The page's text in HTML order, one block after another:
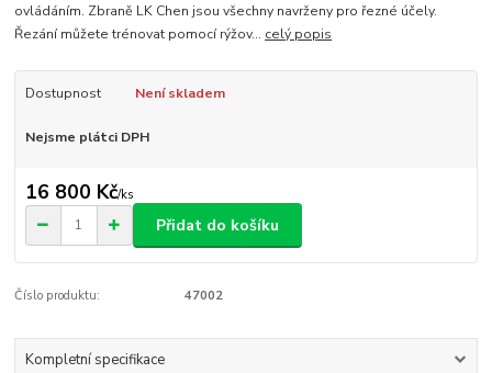
ovládáním. Zbraně LK Chen jsou všechny navrženy pro řezné účely.
Řezání můžete trénovat pomocí rýžov... celý popis
Dostupnost Není skladem
Nejsme plátci DPH
16 800 Kč/ks
Přidat do košíku
Číslo produktu: 47002
Kompletní specifikace